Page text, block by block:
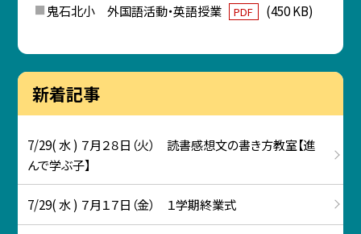
鬼石北小 外国語活動・英語授業 PDF (450 KB)
新着記事
7/29( 水 ) ７月２８日（火） 読書感想文の書き方教室【進
んで学ぶ子】
7/29( 水 ) ７月１７日（金） １学期終業式